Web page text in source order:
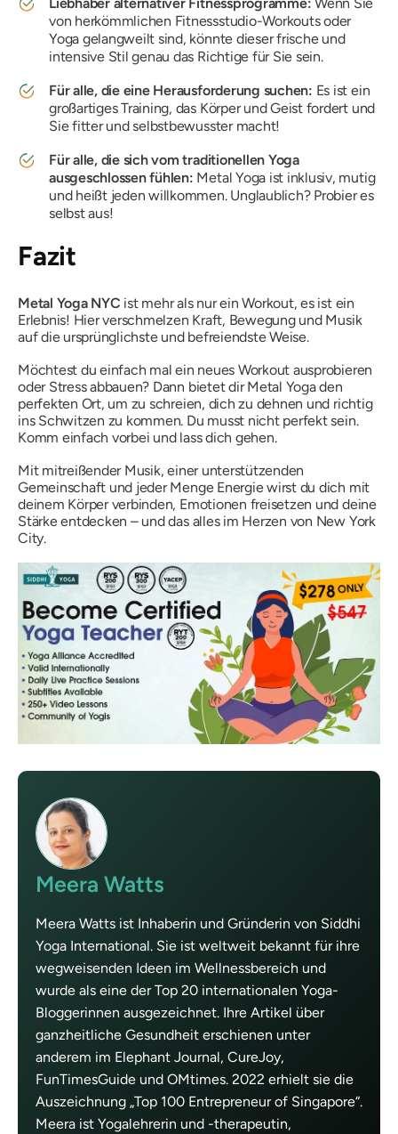
von herkömmlichen Fitnessstudio-Workouts oder
Yoga gelangweilt sind, könnte dieser frische und
intensive Stil genau das Richtige für Sie sein.
Für alle, die eine Herausforderung suchen: Es ist ein
großartiges Training, das Körper und Geist fordert und
Sie fitter und selbstbewusster macht!
Für alle, die sich vom traditionellen Yoga
ausgeschlossen fühlen: Metal Yoga ist inklusiv, mutig
und heißt jeden willkommen. Unglaublich? Probier es
selbst aus!
Fazit
Metal Yoga NYC ist mehr als nur ein Workout, es ist ein
Erlebnis! Hier verschmelzen Kraft, Bewegung und Musik
auf die ursprünglichste und befreiendste Weise.
Möchtest du einfach mal ein neues Workout ausprobieren
oder Stress abbauen? Dann bietet dir Metal Yoga den
perfekten Ort, um zu schreien, dich zu dehnen und richtig
ins Schwitzen zu kommen. Du musst nicht perfekt sein.
Komm einfach vorbei und lass dich gehen.
Mit mitreißender Musik, einer unterstützenden
Gemeinschaft und jeder Menge Energie wirst du dich mit
deinem Körper verbinden, Emotionen freisetzen und deine
Stärke entdecken – und das alles im Herzen von New York
City.
Meera Watts
Meera Watts ist Inhaberin und Gründerin von Siddhi
Yoga International. Sie ist weltweit bekannt für ihre
wegweisenden Ideen im Wellnessbereich und
wurde als eine der Top 20 internationalen Yoga-
Bloggerinnen ausgezeichnet. Ihre Artikel über
ganzheitliche Gesundheit erschienen unter
anderem im Elephant Journal, CureJoy,
FunTimesGuide und OMtimes. 2022 erhielt sie die
Auszeichnung „Top 100 Entrepreneur of Singapore“.
Meera ist Yogalehrerin und -therapeutin,